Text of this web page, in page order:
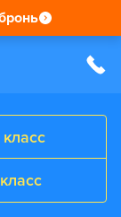
класс